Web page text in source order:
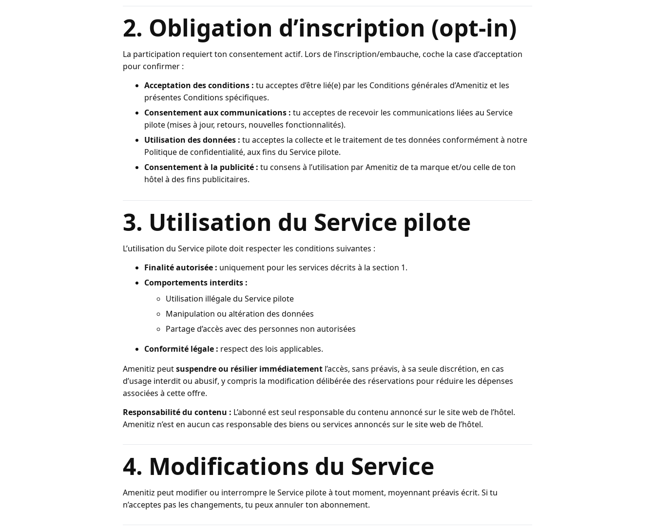
2. Obligation d’inscription (opt-in)
La participation requiert ton consentement actif. Lors de l’inscription/embauche, coche la case d’acceptation
pour confirmer :
Acceptation des conditions : tu acceptes d’être lié(e) par les Conditions générales d’Amenitiz et les
présentes Conditions spécifiques.
Consentement aux communications : tu acceptes de recevoir les communications liées au Service
pilote (mises à jour, retours, nouvelles fonctionnalités).
Utilisation des données : tu acceptes la collecte et le traitement de tes données conformément à notre
Politique de confidentialité, aux fins du Service pilote.
Consentement à la publicité : tu consens à l’utilisation par Amenitiz de ta marque et/ou celle de ton
hôtel à des fins publicitaires.
3. Utilisation du Service pilote
L’utilisation du Service pilote doit respecter les conditions suivantes :
Finalité autorisée : uniquement pour les services décrits à la section 1.
Comportements interdits :
Utilisation illégale du Service pilote
Manipulation ou altération des données
Partage d’accès avec des personnes non autorisées
Conformité légale : respect des lois applicables.
Amenitiz peutsuspendre ou résilier immédiatement l’accès, sans préavis, à sa seule discrétion, en cas
d’usage interdit ou abusif, y compris la modification délibérée des réservations pour réduire les dépenses
associées à cette offre.
Responsabilité du contenu : L’abonné est seul responsable du contenu annoncé sur le site web de l’hôtel.
Amenitiz n’est en aucun cas responsable des biens ou services annoncés sur le site web de l’hôtel.
4. Modifications du Service
Amenitiz peut modifier ou interrompre le Service pilote à tout moment, moyennant préavis écrit. Si tu
n’acceptes pas les changements, tu peux annuler ton abonnement.